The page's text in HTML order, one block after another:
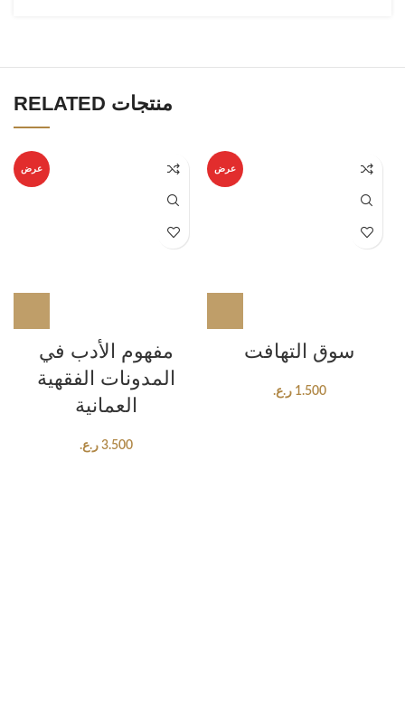
RELATED منتجات
عرض
مفهوم الأدب في
المدونات الفقهية
العمانية
3.500 ر.ع.
عرض
سوق التهافت
1.500 ر.ع.